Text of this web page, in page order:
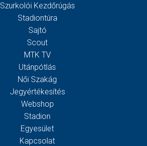
Szurkolói Kezdőrúgás
Stadiontúra
Sajtó
Scout
MTK TV
Utánpótlás
Női Szakág
Jegyértékesítés
Webshop
Stadion
Egyesület
Kapcsolat